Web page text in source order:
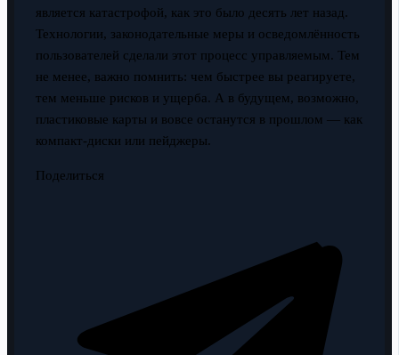
является катастрофой, как это было десять лет назад.
Технологии, законодательные меры и осведомлённость
пользователей сделали этот процесс управляемым. Тем
не менее, важно помнить: чем быстрее вы реагируете,
тем меньше рисков и ущерба. А в будущем, возможно,
пластиковые карты и вовсе останутся в прошлом — как
компакт-диски или пейджеры.
Поделиться